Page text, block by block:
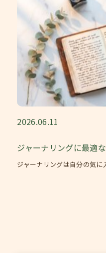
2026.06.11
ジャーナリングに最適
ジャーナリングは自分の気